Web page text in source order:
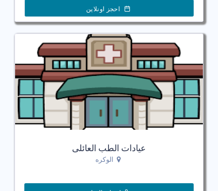
احجز اونلاين
عيادات الطب العائلى
الوكره